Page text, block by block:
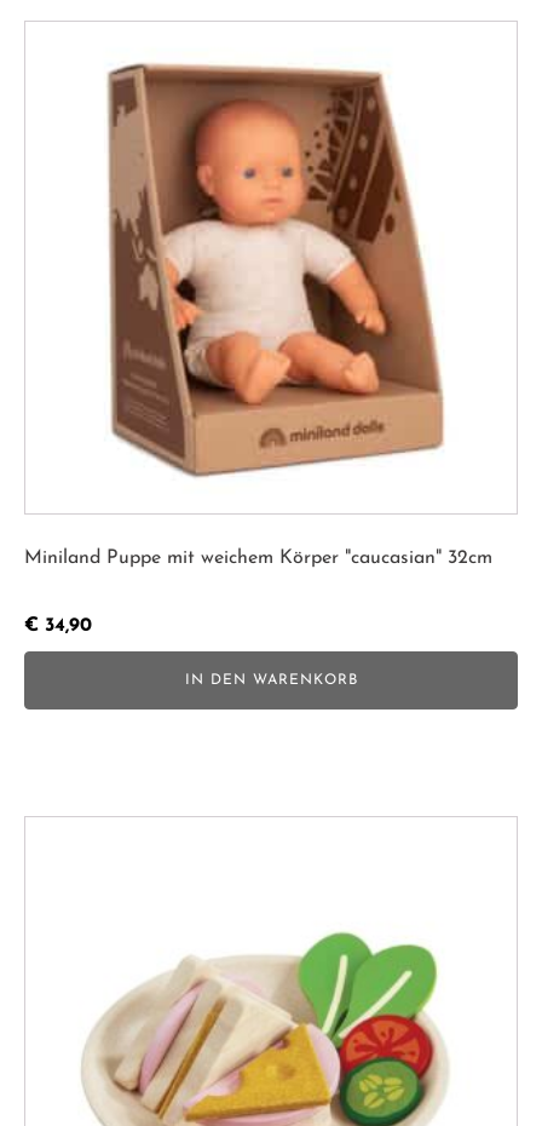
Miniland Puppe mit weichem Körper "caucasian" 32cm
€ 34,90
IN DEN WARENKORB